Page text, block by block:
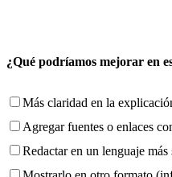
¿Qué podríamos mejorar en
Más claridad en la
Agregar fuentes o enlaces
Redactar en un lenguaje